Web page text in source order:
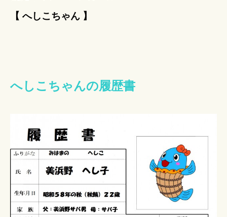
【 へしこちゃん 】
へしこちゃんの履歴書